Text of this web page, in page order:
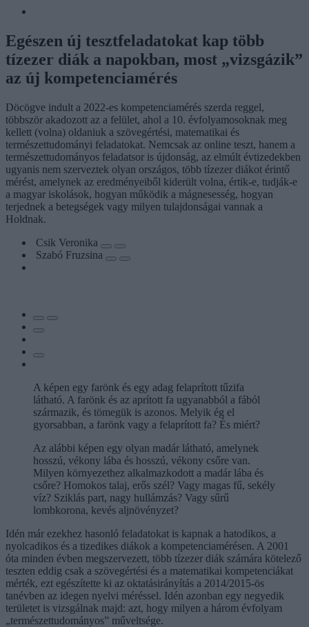
Egészen új tesztfeladatokat kap több
tízezer diák a napokban, most „vizsgázik”
az új kompetenciamérés
Döcögve indult a 2022-es kompetenciamérés szerda reggel,
többször akadozott az a felület, ahol a 10. évfolyamosoknak meg
kellett (volna) oldaniuk a szövegértési, matematikai és
természettudományi feladatokat. Nemcsak az online teszt, hanem a
természettudományos feladatsor is újdonság, az elmúlt évtizedekben
ugyanis nem szerveztek olyan országos, több tízezer diákot érintő
mérést, amelynek az eredményeiből kiderült volna, értik-e, tudják-e
a magyar iskolások, hogyan működik a mágnesesség, hogyan
terjednek a betegségek vagy milyen tulajdonságai vannak a
Holdnak.
Csik Veronika
Szabó Fruzsina
A képen egy farönk és egy adag felaprított tűzifa
látható. A farönk és az aprított fa ugyanabból a fából
származik, és tömegük is azonos. Melyik ég el
gyorsabban, a farönk vagy a felaprított fa? És miért?
Az alábbi képen egy olyan madár látható, amelynek
hosszú, vékony lába és hosszú, vékony csőre van.
Milyen környezethez alkalmazkodott a madár lába és
csőre? Homokos talaj, erős szél? Vagy magas fű, sekély
víz? Sziklás part, nagy hullámzás? Vagy sűrű
lombkorona, kevés aljnövényzet?
Idén már ezekhez hasonló feladatokat is kapnak a hatodikos, a
nyolcadikos és a tizedikes diákok a kompetenciamérésen. A 2001
óta minden évben megszervezett, több tízezer diák számára kötelező
teszten eddig csak a szövegértési és a matematikai kompetenciákat
mérték, ezt egészítette ki az oktatásirányítás a 2014/2015-ös
tanévben az idegen nyelvi méréssel. Idén azonban egy negyedik
területet is vizsgálnak majd: azt, hogy milyen a három évfolyam
„természettudományos” műveltsége.